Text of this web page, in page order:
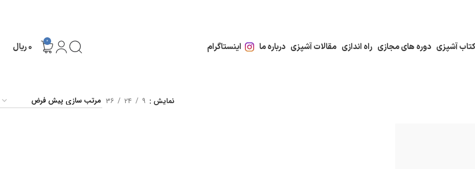
آشپزی دوره های مجازی راه اندازی مقالات آشپزی درباره ما اینستاگرام 0 ۰ریال
نمایش 9
24
36